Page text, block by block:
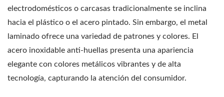
electrodomésticos o carcasas tradicionalmente se inclina
hacia el plástico o el acero pintado. Sin embargo, el metal
laminado ofrece una variedad de patrones y colores. El
acero inoxidable anti-huellas presenta una apariencia
elegante con colores metálicos vibrantes y de alta
tecnología, capturando la atención del consumidor.